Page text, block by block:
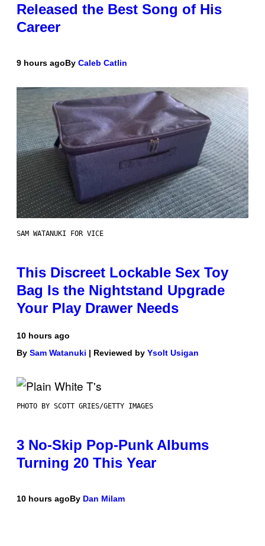
Released the Best Song of His
Career
9 hours agoBy Caleb Catlin
SAM WATANUKI FOR VICE
This Discreet Lockable Sex Toy
Bag Is the Nightstand Upgrade
Your Play Drawer Needs
10 hours ago
By Sam Watanuki | Reviewed by Ysolt Usigan
PHOTO BY SCOTT GRIES/GETTY IMAGES
3 No-Skip Pop-Punk Albums
Turning 20 This Year
10 hours agoBy Dan Milam